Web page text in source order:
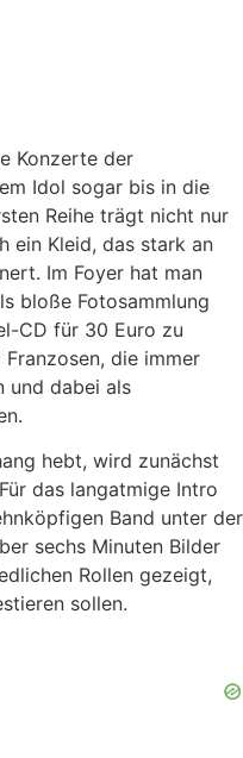
Konzerte der
Idol sogar bis in die
Reihe trägt nicht nur
ein Kleid, das stark an
Im Foyer hat man
bloße Fotosammlung
CD für 30 Euro zu
die immer
und dabei als
hebt, wird zunächst
das langatmige Intro
Band unter der
sechs Minuten Bilder
Rollen gezeigt,
sollen.